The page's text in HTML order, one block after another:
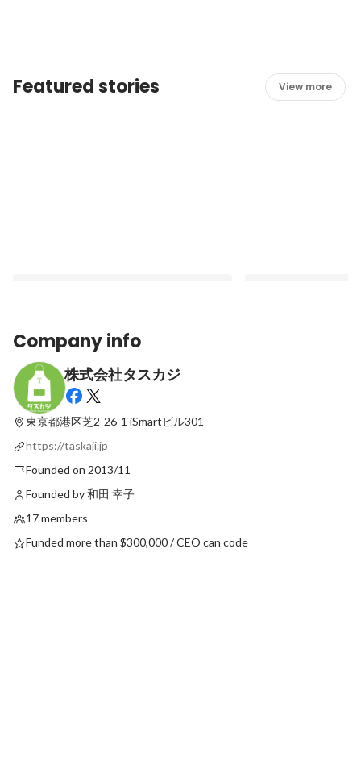
Featured stories View more
【事業紹介】タスカジの法人向け事業を知
っていますか？
Latest
Company info
株式会社タスカジ
東京都港区芝2-26-1 iSmartビル301
https://taskaji.jp
Founded on 2013/11
Founded by 和田 幸子
17 members
Funded more than $300,000 / CEO can code